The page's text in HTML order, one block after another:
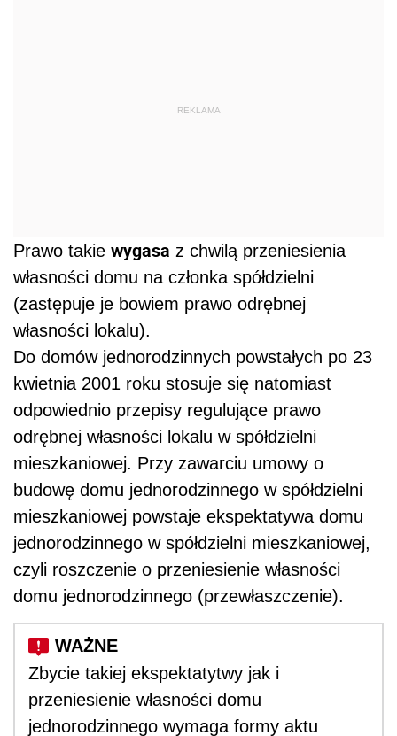
REKLAMA
Prawo takie wygasa z chwilą przeniesienia
własności domu na członka spółdzielni
(zastępuje je bowiem prawo odrębnej
własności lokalu).
Do domów jednorodzinnych powstałych po 23
kwietnia 2001 roku stosuje się natomiast
odpowiednio przepisy regulujące prawo
odrębnej własności lokalu w spółdzielni
mieszkaniowej. Przy zawarciu umowy o
budowę domu jednorodzinnego w spółdzielni
mieszkaniowej powstaje ekspektatywa domu
jednorodzinnego w spółdzielni mieszkaniowej,
czyli roszczenie o przeniesienie własności
domu jednorodzinnego (przewłaszczenie).
Zbycie takiej ekspektatytwy jak i
przeniesienie własności domu
jednorodzinnego wymaga formy aktu